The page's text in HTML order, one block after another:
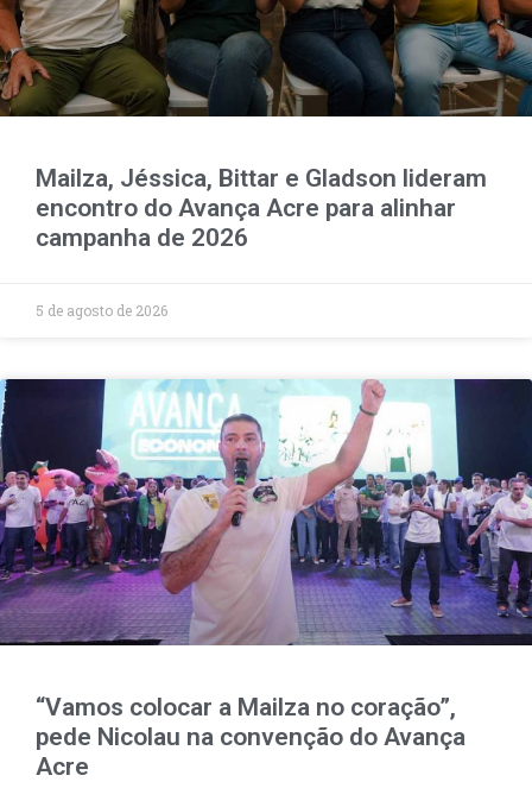
Mailza, Jéssica, Bittar e Gladson lideram
encontro do Avança Acre para alinhar
campanha de 2026
5 de agosto de 2026
“Vamos colocar a Mailza no coração”,
pede Nicolau na convenção do Avança
Acre